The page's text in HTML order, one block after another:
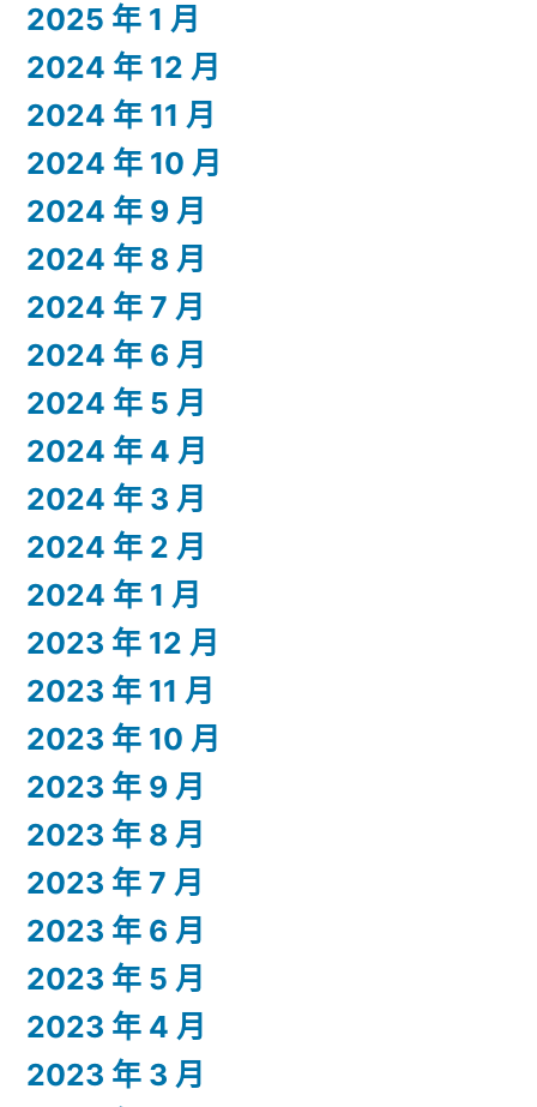
2025 年 1 月
2024 年 12 月
2024 年 11 月
2024 年 10 月
2024 年 9 月
2024 年 8 月
2024 年 7 月
2024 年 6 月
2024 年 5 月
2024 年 4 月
2024 年 3 月
2024 年 2 月
2024 年 1 月
2023 年 12 月
2023 年 11 月
2023 年 10 月
2023 年 9 月
2023 年 8 月
2023 年 7 月
2023 年 6 月
2023 年 5 月
2023 年 4 月
2023 年 3 月